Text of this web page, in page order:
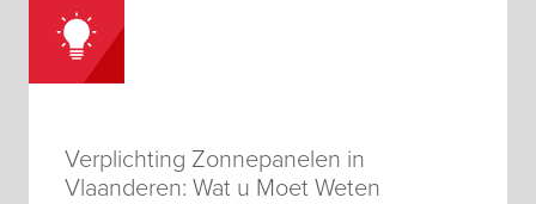
Verplichting Zonnepanelen in
Vlaanderen: Wat u Moet Weten